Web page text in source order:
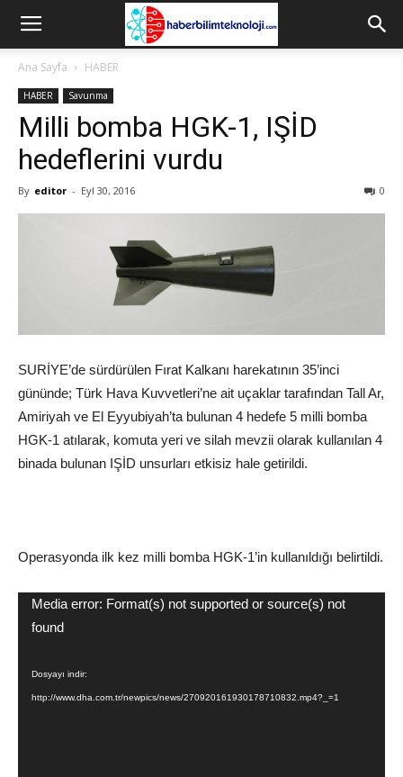
Ana Sayfa HABER
HABER Savunma
Milli bomba HGK-1, IŞİD
hedeflerini vurdu
By editor - Eyl 30, 2016 0
SURİYE’de sürdürülen Fırat Kalkanı harekatının 35’inci
gününde; Türk Hava Kuvvetleri’ne ait uçaklar tarafından Tall Ar,
Amiriyah ve El Eyyubiyah’ta bulunan 4 hedefe 5 milli bomba
HGK-1 atılarak, komuta yeri ve silah mevzii olarak kullanılan 4
binada bulunan IŞİD unsurları etkisiz hale getirildi.
Operasyonda ilk kez milli bomba HGK-1’in kullanıldığı belirtildi.
Video
oynatıcı
Media error: Format(s) not supported or source(s) not
found
Dosyayı indir:
http://www.dha.com.tr/newpics/news/270920161930178710832.mp4?_=1